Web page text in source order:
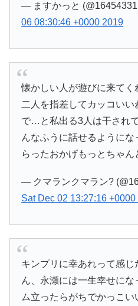
— ますかっと
06 08:30:46 +0000 2019
懐かしい人が遊びに来てく
二人を指差してカッコい
で…と私出る3人は干され
んなふうに話せるように
らったおかげもっとちゃ
— クマランクマラン?
Sat Dec 02 13:27:16 +0000
キンプリに幸あれって感じ
ん、永瀬には一生幸せに
ム立ったらがちでかっこい